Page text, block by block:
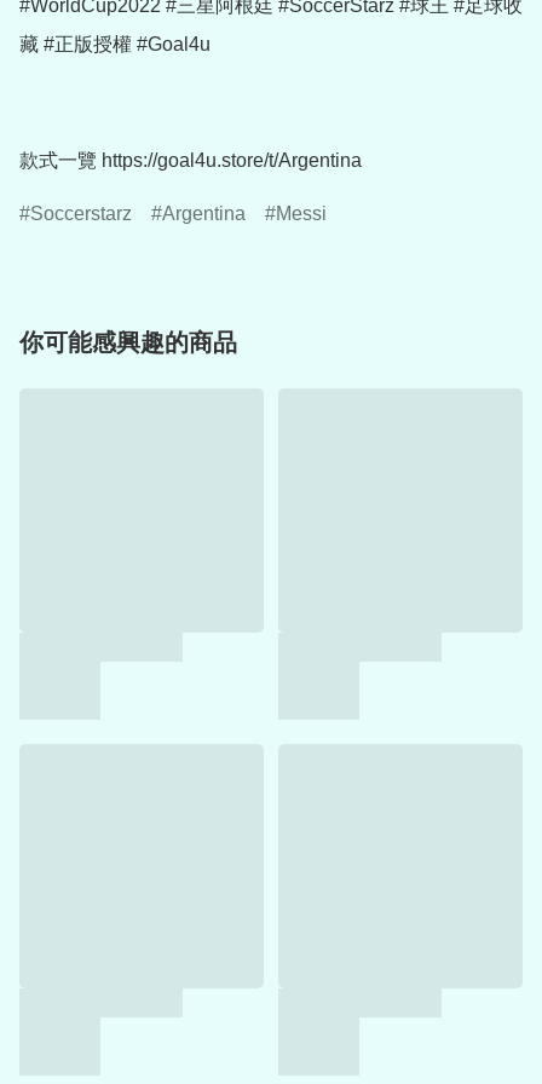
#WorldCup2022 #三星阿根廷 #SoccerStarz #球王 #足球收
藏 #正版授權 #Goal4u
款式一覽 https://goal4u.store/t/Argentina
Soccerstarz Argentina Messi
你可能感興趣的商品